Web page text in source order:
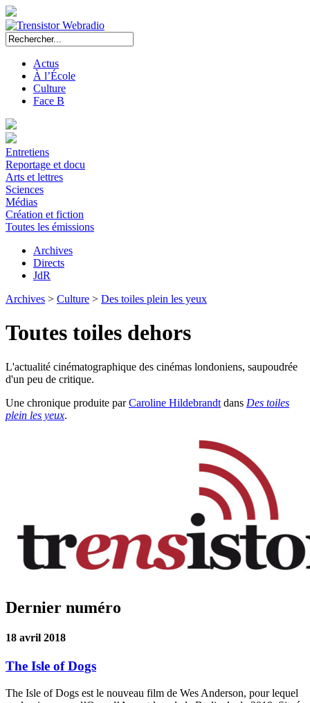
Actus
À l’École
Culture
Face B
Entretiens
Reportage et docu
Arts et lettres
Sciences
Médias
Création et fiction
Toutes les émissions
Archives
Directs
JdR
Archives > Culture > Des toiles plein les yeux
Toutes toiles dehors
L'actualité cinématographique des cinémas londoniens, saupoudrée
d'un peu de critique.
Une chronique produite parCaroline Hildebrandt dans Des toiles
plein les yeux.
Dernier numéro
18 avril 2018
The Isle of Dogs
The Isle of Dogs est le nouveau film de Wes Anderson, pour lequel